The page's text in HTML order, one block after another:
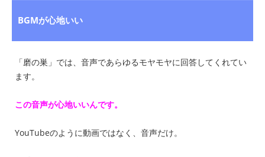
BGMが心地いい
「磨の巣」では、音声であらゆるモヤモヤに回答してくれてい
ます。
この音声が心地いいんです。
YouTubeのように動画ではなく、音声だけ。